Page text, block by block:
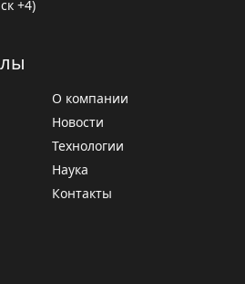
+4)
О компании
Новости
Технологии
Наука
Контакты